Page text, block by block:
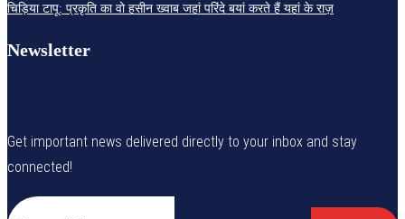
चिड़िया टापू: प्रकृति का वो हसीन ख्वाब जहां परिंदे बयां करते हैं यहां के राज़
Newsletter
Get important news delivered directly to your inbox and stay
connected!